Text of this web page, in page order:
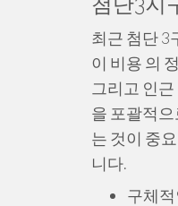
최근 첨단 3
이 비용 의
그리고 인
을 포괄적
는 것이 중
니다.
구체